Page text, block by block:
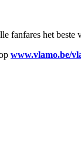
fanfares het
www.vlamo.be/